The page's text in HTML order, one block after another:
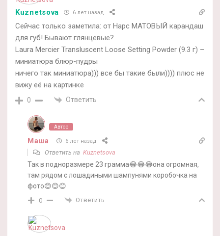
Kuznetsova 6 лет назад
Сейчас только заметила: от Нарс МАТОВЫЙ карандаш
для губ! Бывают глянцевые?
Laura Mercier Transluscent Loose Setting Powder (9.3 г) –
миниатюра блюр-пудры
ничего так миниатюра))) все бы такие были)))) плюс не
вижу её на картинке
0 Ответить
Автор
Маша 6 лет назад
Ответить на Kuznetsova
Так в подноразмере 23 грамма😂😂😂она огромная,
там рядом с лошадиными шампунями коробочка на
фото😊😊😊
0 Ответить